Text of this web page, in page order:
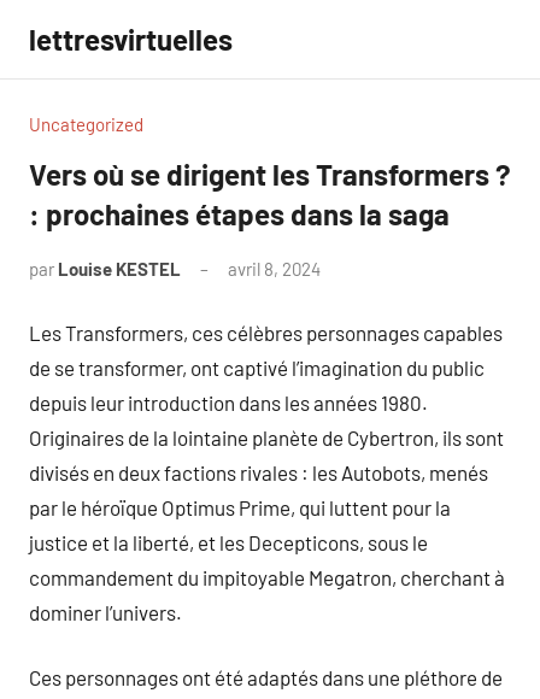
contenu
lettresvirtuelles
Uncategorized
Vers où se dirigent les Transformers ?
: prochaines étapes dans la saga
par Louise KESTEL avril 8, 2024
Les Transformers, ces célèbres personnages capables
de se transformer, ont captivé l’imagination du public
depuis leur introduction dans les années 1980.
Originaires de la lointaine planète de Cybertron, ils sont
divisés en deux factions rivales : les Autobots, menés
par le héroïque Optimus Prime, qui luttent pour la
justice et la liberté, et les Decepticons, sous le
commandement du impitoyable Megatron, cherchant à
dominer l’univers.
Ces personnages ont été adaptés dans une pléthore de